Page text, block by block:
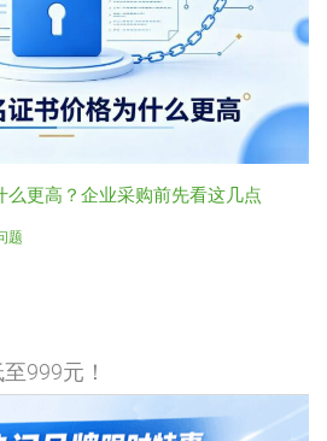
么更高？企业采购前先看这几点
题
999元！